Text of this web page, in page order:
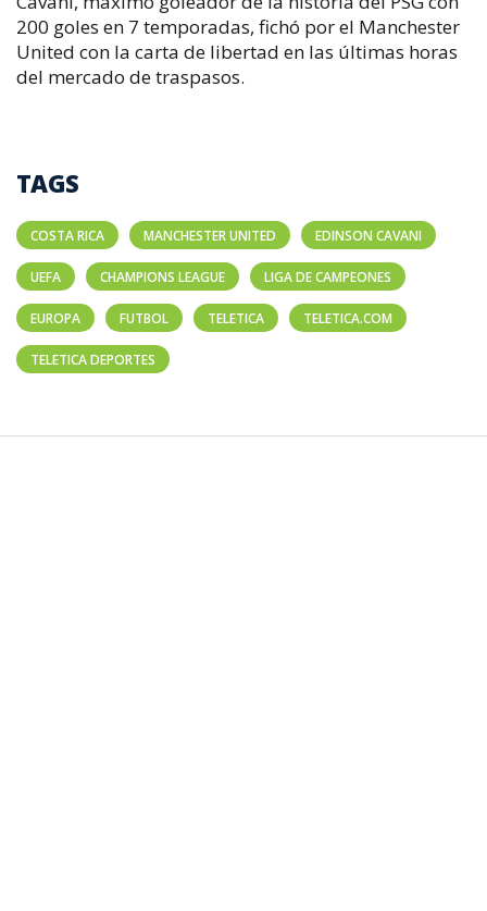
200 goles en 7 temporadas, fichó por el Manchester
United con la carta de libertad en las últimas horas
del mercado de traspasos.
TAGS
COSTA RICA MANCHESTER UNITED EDINSON CAVANI
UEFA CHAMPIONS LEAGUE LIGA DE CAMPEONES
EUROPA FUTBOL TELETICA TELETICA.COM
TELETICA DEPORTES